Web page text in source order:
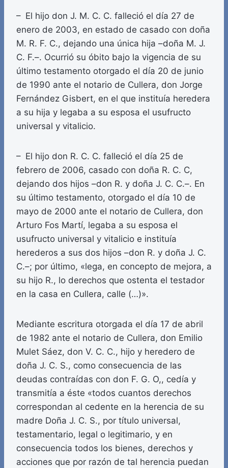
– El hijo don J. M. C. C. falleció el día 27 de
enero de 2003, en estado de casado con doña
M. R. F. C., dejando una única hija –doña M. J.
C. F.–. Ocurrió su óbito bajo la vigencia de su
último testamento otorgado el día 20 de junio
de 1990 ante el notario de Cullera, don Jorge
Fernández Gisbert, en el que instituía heredera
a su hija y legaba a su esposa el usufructo
universal y vitalicio.
– El hijo don R. C. C. falleció el día 25 de
febrero de 2006, casado con doña R. C. C,
dejando dos hijos –don R. y doña J. C. C.–. En
su último testamento, otorgado el día 10 de
mayo de 2000 ante el notario de Cullera, don
Arturo Fos Martí, legaba a su esposa el
usufructo universal y vitalicio e instituía
herederos a sus dos hijos –don R. y doña J. C.
C.–; por último, «lega, en concepto de mejora, a
su hijo R., lo derechos que ostenta el testador
en la casa en Cullera, calle (…)».
Mediante escritura otorgada el día 17 de abril
de 1982 ante el notario de Cullera, don Emilio
Mulet Sáez, don V. C. C., hijo y heredero de
doña J. C. S., como consecuencia de las
deudas contraídas con don F. G. O,, cedía y
transmitía a éste «todos cuantos derechos
correspondan al cedente en la herencia de su
madre Doña J. C. S., por título universal,
testamentario, legal o legitimario, y en
consecuencia todos los bienes, derechos y
acciones que por razón de tal herencia puedan